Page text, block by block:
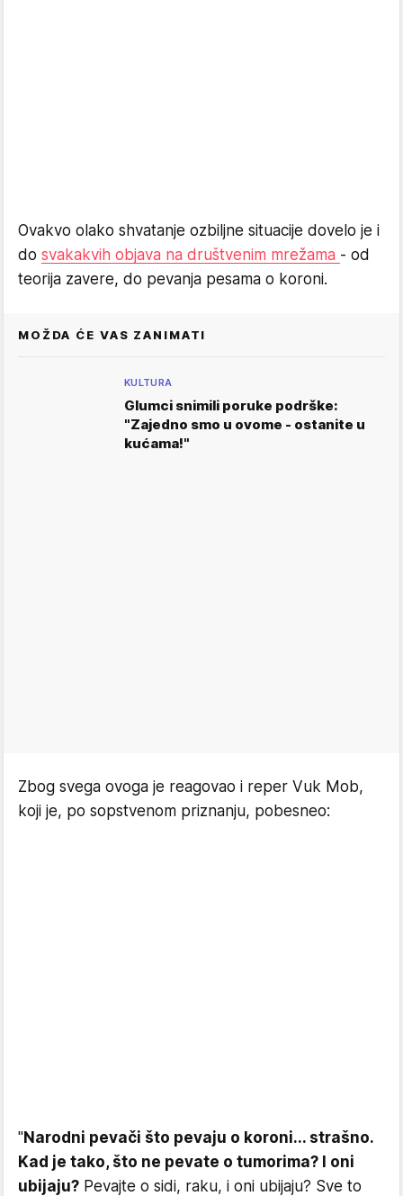
Ovakvo olako shvatanje ozbiljne situacije dovelo je i
do svakakvih objava na društvenim mrežama - od
teorija zavere, do pevanja pesama o koroni.
MOŽDA ĆE VAS ZANIMATI
KULTURA
Glumci snimili poruke podrške:
"Zajedno smo u ovome - ostanite u
kućama!"
Zbog svega ovoga je reagovao i reper Vuk Mob,
koji je, po sopstvenom priznanju, pobesneo:
"Narodni pevači što pevaju o koroni... strašno.
Kad je tako, što ne pevate o tumorima? I oni
ubijaju? Pevajte o sidi, raku, i oni ubijaju? Sve to